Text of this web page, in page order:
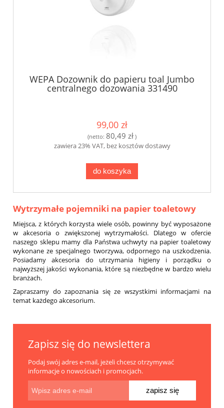
WEPA Dozownik do papieru toal Jumbo
centralnego dozowania 331490
99,00 zł
(netto: 80,49 zł )
zawiera 23% VAT, bez kosztów dostawy
do koszyka
Wytrzymałe pojemniki na papier toaletowy
Miejsca, z których korzysta wiele osób, powinny być wyposażone
w akcesoria o zwiększonej wytrzymałości. Dlatego w ofercie
naszego sklepu mamy dla Państwa uchwyty na papier toaletowy
wykonane ze specjalnego tworzywa, odpornego na uszkodzenia.
Posiadamy akcesoria do utrzymania higieny i porządku o
najwyższej jakości wykonania, które są niezbędne w bardzo wielu
branżach.
Zapraszamy do zapoznania się ze wszystkimi informacjami na
temat każdego akcesorium.
Zapisz się do newslettera
Podaj swój adres e-mail, jeżeli chcesz otrzymywać
informacje o nowościach i promocjach.
zapisz się